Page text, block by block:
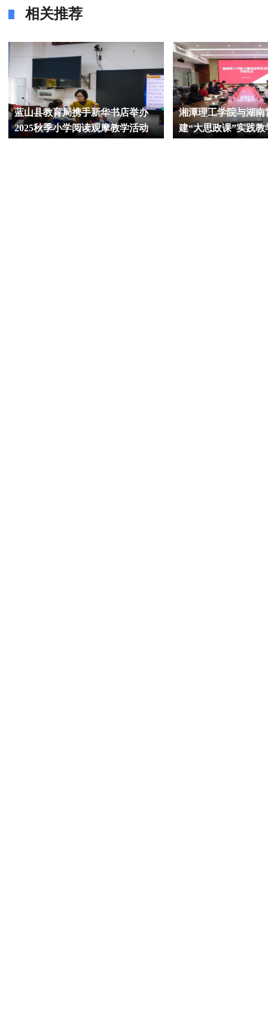
相关推荐
蓝山县教育局携手新华书店举办
2025秋季小学阅读观摩教学活动
湘潭理工学院与湖南
建“大思政课”实践教